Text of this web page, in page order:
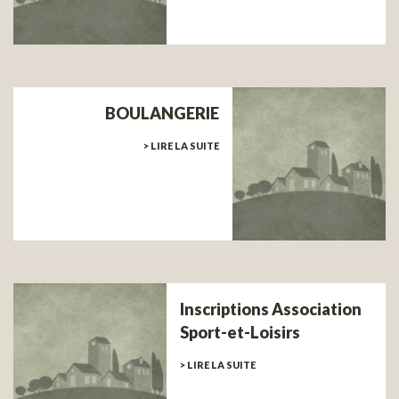
BOULANGERIE
> LIRE LA SUITE
Inscriptions Association
Sport-et-Loisirs
> LIRE LA SUITE